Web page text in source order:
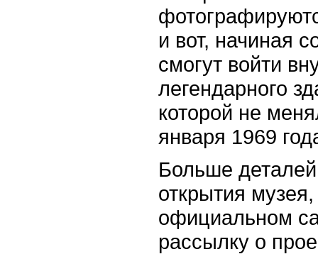
и вот, начиная
смогут войти
легендарного
которой не
января 1969
Больше
открытия
официальном
рассылку о